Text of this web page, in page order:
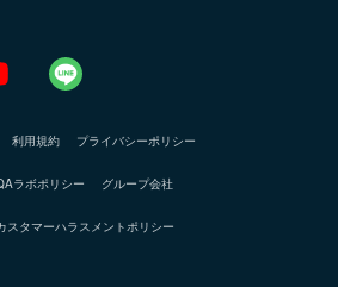
利用規約 プライバシーポリシー
ラボポリシー グループ会社
スタマーハラスメントポリシー